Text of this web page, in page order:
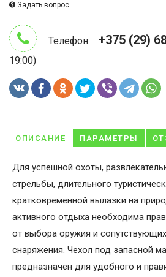
Задать вопрос
Телефон: +375 (29)
19:00)
ОПИСАНИЕ ПАРАМЕТРЫ
Для успешной охоты,
стрельбы, длительного
кратковременной вылазки на
активного отдыха необходима
от выбора оружия и
снаряжения. Чехол под запасной
предназначен для удобного и